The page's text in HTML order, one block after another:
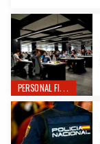
PERSONAL FINANCE